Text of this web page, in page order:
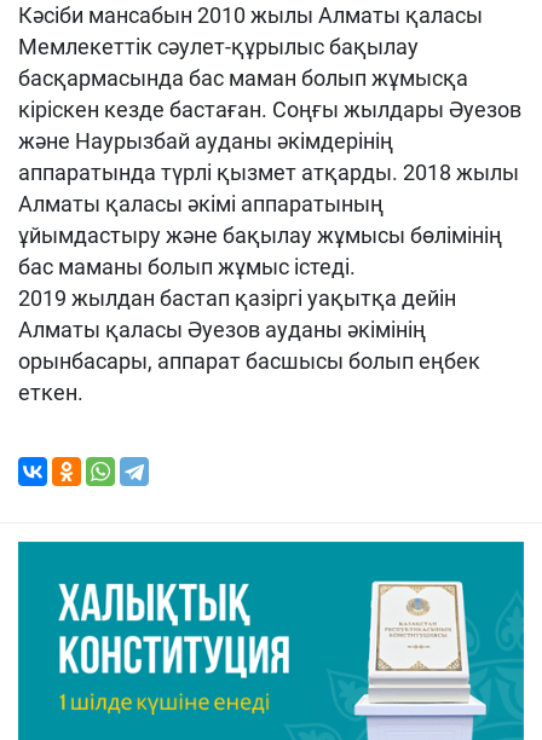
Кәсіби мансабын 2010 жылы Алматы қаласы
Мемлекеттік сәулет-құрылыс бақылау
басқармасында бас маман болып жұмысқа
кіріскен кезде бастаған. Соңғы жылдары Әуезов
және Наурызбай ауданы әкімдерінің
аппаратында түрлі қызмет атқарды. 2018 жылы
Алматы қаласы әкімі аппаратының
ұйымдастыру және бақылау жұмысы бөлімінің
бас маманы болып жұмыс істеді.
2019 жылдан бастап қазіргі уақытқа дейін
Алматы қаласы Әуезов ауданы әкімінің
орынбасары, аппарат басшысы болып еңбек
еткен.